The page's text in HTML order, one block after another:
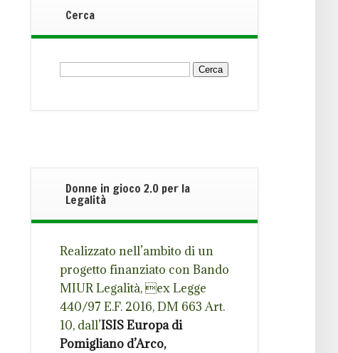
Cerca
Ricerca
per:
Donne in gioco 2.0 per la
Legalità
Realizzato nell’ambito di un
progetto finanziato con Bando
MIUR Legalità, ex Legge
440/97 E.F. 2016, DM 663 Art.
10, dall’ISIS Europa di
Pomigliano d’Arco,